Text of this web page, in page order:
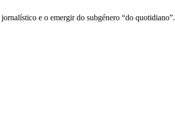
e o emergir do subgénero “do quotidiano”.